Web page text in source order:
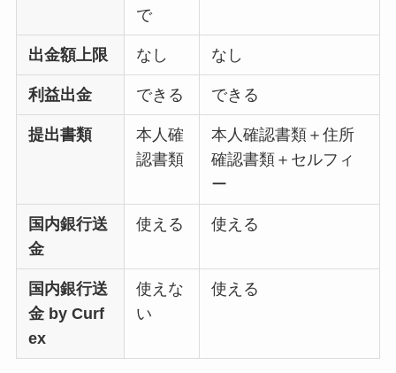
で
出金額上限 なし なし
利益出金 できる できる
提出書類
本人確
認書類
本人確認書類＋住所
確認書類＋セルフィ
ー
国内銀行送
金
使える 使える
国内銀行送
金 by Curf
ex
使えな
い
使える